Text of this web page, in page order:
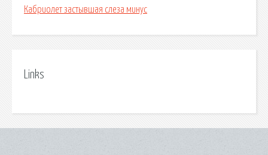
Кабриолет застывшая слеза минус
Links